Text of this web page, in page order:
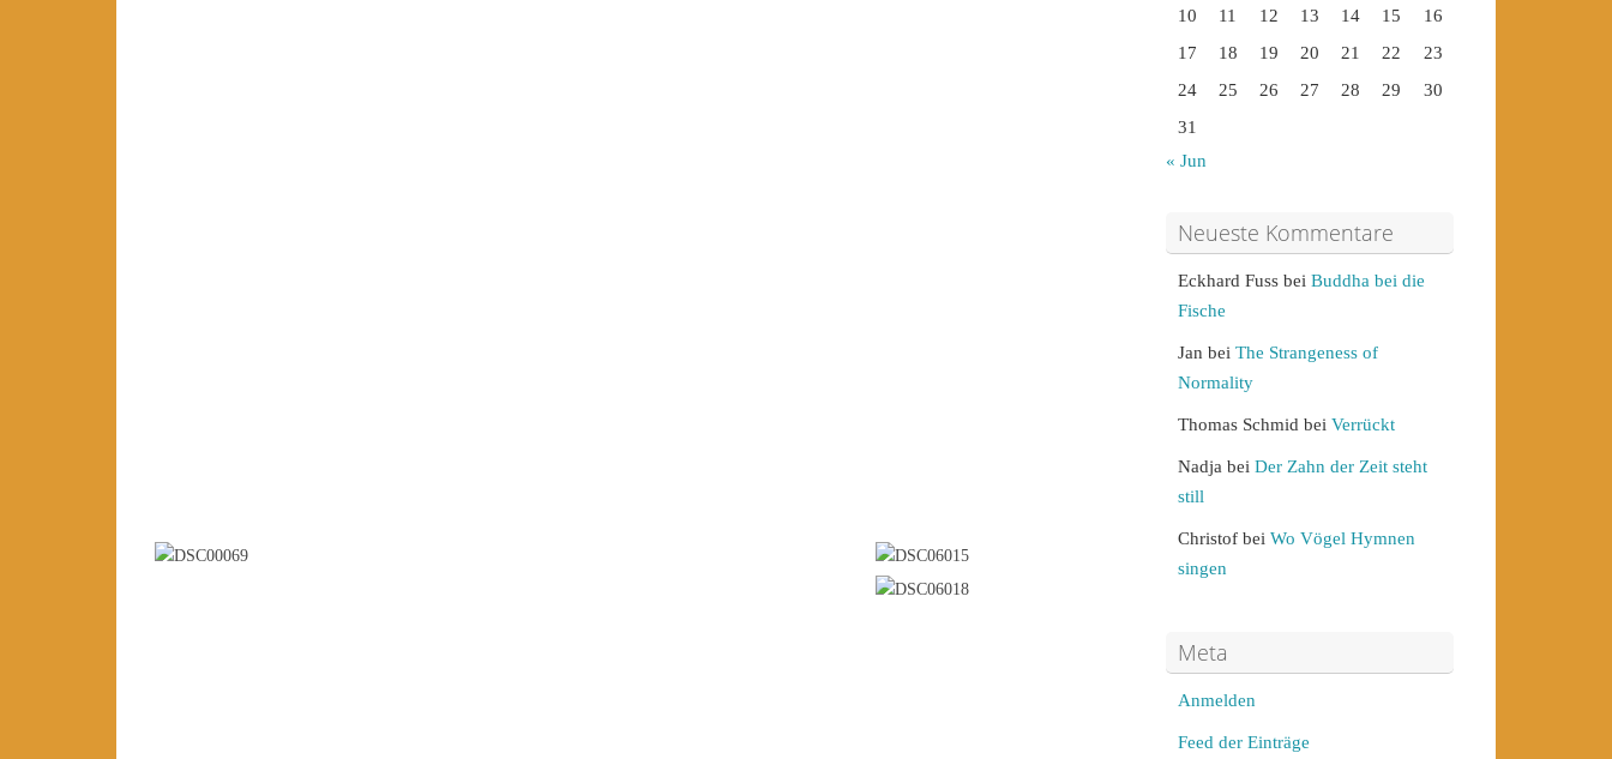
10
11 12 13 14 15
16
17
18 19 20 21 22
23
24
25 26 27 28 29
30
31
« Jun
Neueste Kommentare
Eckhard Fuss bei Buddha bei die
Fische
Jan bei The Strangeness of
Normality
Thomas Schmid bei Verrückt
Nadja bei Der Zahn der Zeit steht
still
Christof bei Wo Vögel Hymnen
singen
Meta
Anmelden
Feed der Einträge